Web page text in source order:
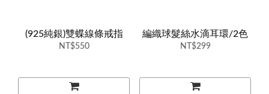
(925純銀)雙蝶線條戒指
NT$550
編織球髮絲水滴耳環/2色
NT$299